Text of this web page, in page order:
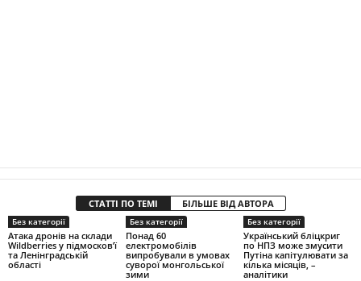
СТАТТІ ПО ТЕМІ БІЛЬШЕ ВІД АВТОРА
Без категорії
Атака дронів на склади
Wildberries у підмосков’ї
та Ленінградській
області
Без категорії
Понад 60
електромобілів
випробували в умовах
суворої монгольської
зими
Без категорії
Український бліцкриг
по НПЗ може змусити
Путіна капітулювати за
кілька місяців, –
аналітики